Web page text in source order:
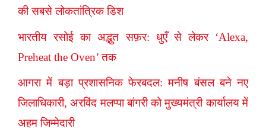
की सबसे लोकतांत्रिक डिश
भारतीय रसोई का अद्भुत सफ़र: धुएँ से लेकर ‘Alexa,
Preheat the Oven’ तक
आगरा में बड़ा प्रशासनिक फेरबदल: मनीष बंसल बने नए
जिलाधिकारी, अरविंद मलप्पा बांगरी को मुख्यमंत्री कार्यालय में
अहम जिम्मेदारी